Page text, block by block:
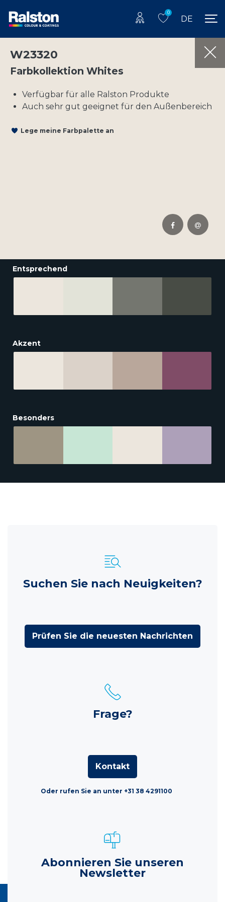
0
DE
W23320
Farbkollektion Whites
Verfügbar für alle Ralston Produkte
Auch sehr gut geeignet für den Außenbereich
Lege meine Farbpalette an
Entsprechend
Akzent
Besonders
Suchen Sie nach Neuigkeiten?
Prüfen Sie die neuesten Nachrichten
Frage?
Kontakt
Oder rufen Sie an unter +31 38 4291100
Abonnieren Sie unseren
Newsletter